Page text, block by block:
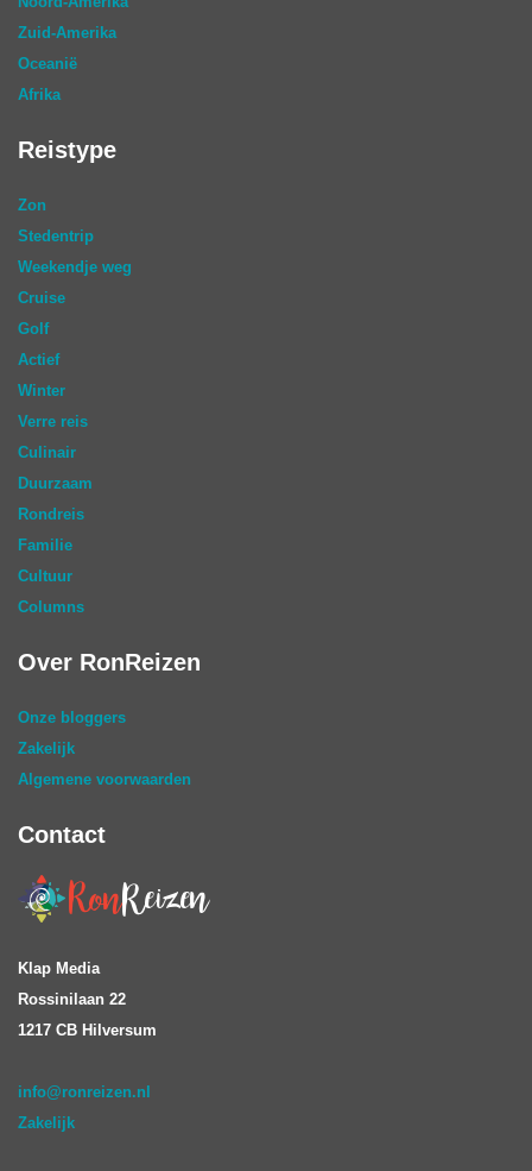
Zuid-Amerika
Oceanië
Afrika
Reistype
Zon
Stedentrip
Weekendje weg
Cruise
Golf
Actief
Winter
Verre reis
Culinair
Duurzaam
Rondreis
Familie
Cultuur
Columns
Over RonReizen
Onze bloggers
Zakelijk
Algemene voorwaarden
Contact
Klap Media
Rossinilaan 22
1217 CB Hilversum
info@ronreizen.nl
Zakelijk